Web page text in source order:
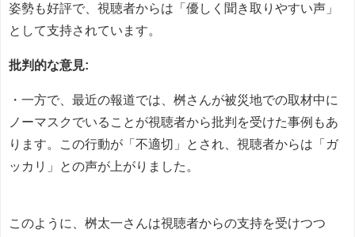
姿勢も好評で、視聴者からは「優しく聞き取りやすい声」
として支持されています。
批判的な意見:
・一方で、最近の報道では、桝さんが被災地での取材中に
ノーマスクでいることが視聴者から批判を受けた事例もあ
ります。この行動が「不適切」とされ、視聴者からは「ガ
ッカリ」との声が上がりました。
このように、桝太一さんは視聴者からの支持を受けつつ